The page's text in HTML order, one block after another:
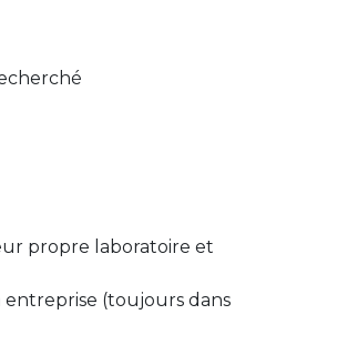
propre laboratoire et
entreprise (toujours dans